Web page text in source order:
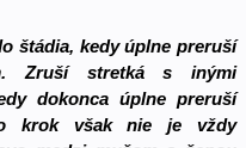
štádia, kedy úplne preruší
Zruší stretká s inými
dokonca úplne preruší
krok však nie je vždy